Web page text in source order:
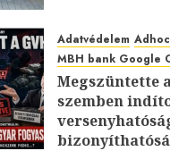
Adatvédelem
MBH bank Google
Megszüntette
szemben